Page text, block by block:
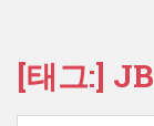
[태그:] JB